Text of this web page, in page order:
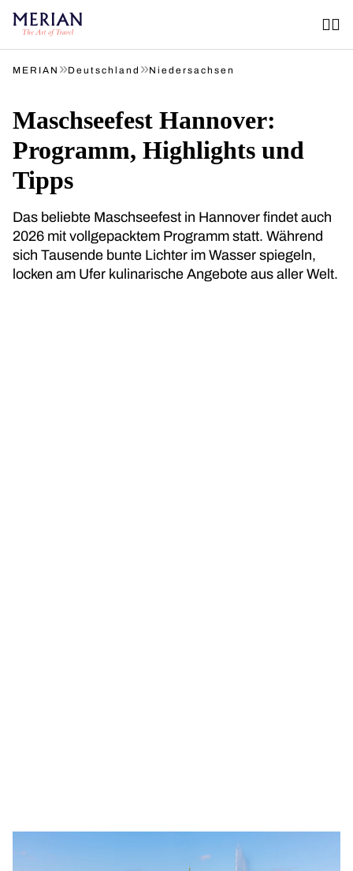
MERIAN »Deutschland »Niedersachsen
Maschseefest Hannover:
Programm, Highlights und
Tipps
Das beliebte Maschseefest in Hannover findet auch
2026 mit vollgepacktem Programm statt. Während
sich Tausende bunte Lichter im Wasser spiegeln,
locken am Ufer kulinarische Angebote aus aller Welt.